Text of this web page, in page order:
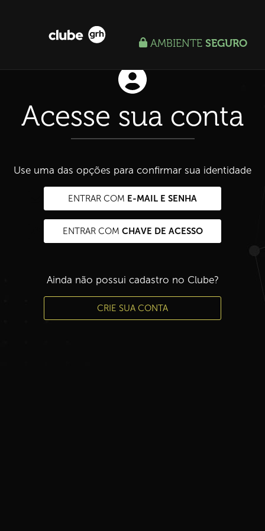
AMBIENTE SEGURO
Acesse sua conta
Use uma das opções para confirmar sua identidade
ENTRAR COM E-MAIL E SENHA
ENTRAR COM CHAVE DE ACESSO
Ainda não possui cadastro no Clube?
CRIE SUA CONTA